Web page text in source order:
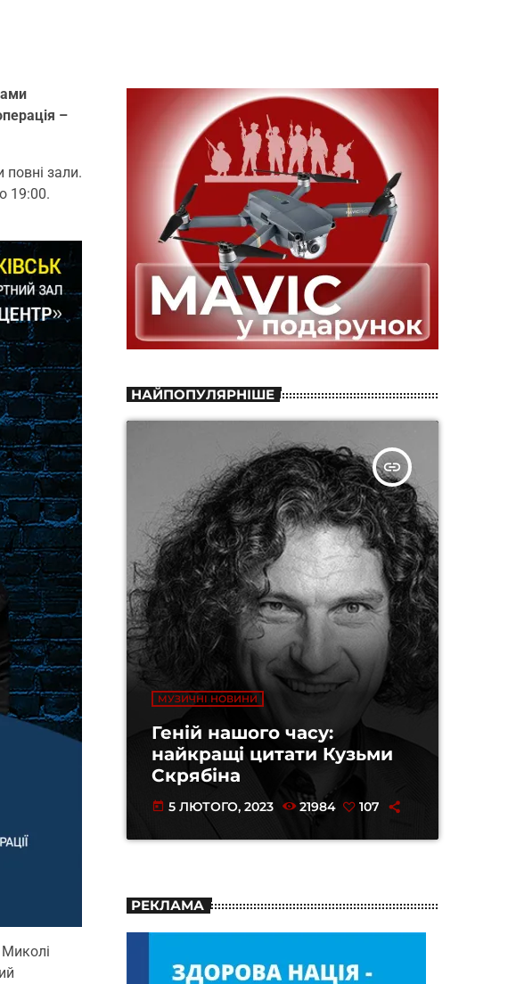
–
повні зали.
19:00.
НАЙПОПУЛЯРНІШЕ
insert_link
МУЗИЧНІ НОВИНИ
Геній нашого часу:
найкращі цитати Кузьми
Скрябіна
today 5 ЛЮТОГО, 2023 21984 107
РЕКЛАМА